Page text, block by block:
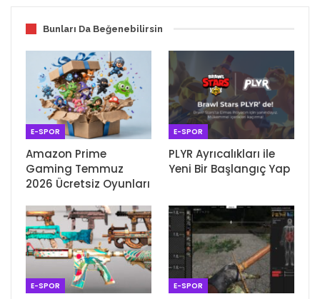
Bunları Da Beğenebilirsin
E-SPOR
Amazon Prime
Gaming Temmuz
2026 Ücretsiz Oyunları
E-SPOR
PLYR Ayrıcalıkları ile
Yeni Bir Başlangıç Yap
E-SPOR E-SPOR